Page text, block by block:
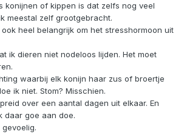
konijnen of kippen is dat zelfs nog veel
meestal zelf grootgebracht.
heel belangrijk om het stresshormoon uit
ik dieren niet nodeloos lijden. Het moet
waarbij elk konijn haar zus of broertje
ik niet. Stom? Misschien.
over een aantal dagen uit elkaar. En
daar goe aan doe.